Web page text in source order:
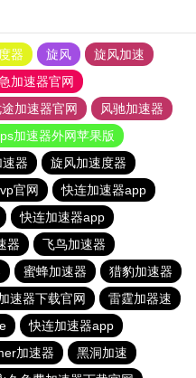
器 旋风
旋风加速
加速器官网
加速器官网
风驰加速器
加速器外网苹果版
速器
旋风加速度器
官网
快连加速器app
快连加速器app
器
飞鸟加速器
蜜蜂加速器
猎豹加速器
速器下载官网
雷霆加器速
快连加速器app
加速器
黑洞加速